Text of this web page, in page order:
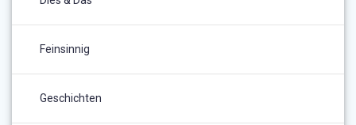
Feinsinnig
Geschichten